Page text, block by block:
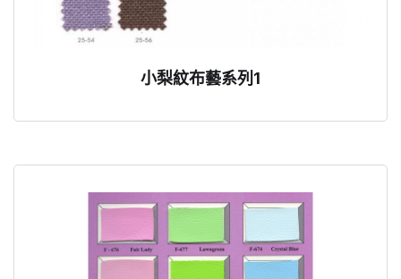
小梨紋布藝系列1